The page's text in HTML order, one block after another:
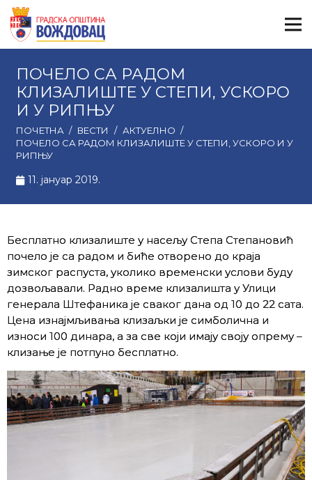
ПОЧЕЛО СА РАДОМ
КЛИЗАЛИШТЕ У СТЕПИ, УСКОРО
И У РИПЊУ
ПОЧЕТНА / ВЕСТИ / АКТУЕЛНО /
ПОЧЕЛО СА РАДОМ КЛИЗАЛИШТЕ У СТЕПИ, УСКОРО И У
РИПЊУ
11. јануар 2019.
Бесплатно клизалиште у насељу Степа Степановић
почело је са радом и биће отворено до краја
зимског распуста, уколико временски услови буду
дозвољавали. Радно време клизалишта у Улици
генерала Штефаника је сваког дана од 10 до 22 сата.
Цена изнајмљивања клизаљки је симболична и
износи 100 динара, а за све који имају своју опрему –
клизање је потпуно бесплатно.